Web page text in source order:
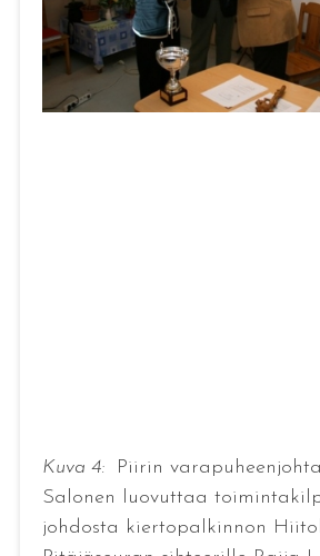
Kuva 4:
Piirin
Salonen luovuttaa
johdosta kiertopalkinnon